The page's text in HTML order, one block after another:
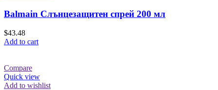
Balmain Слънцезащитен спрей 200 мл
$43.48
Add to cart
Compare
Quick view
Add to wishlist